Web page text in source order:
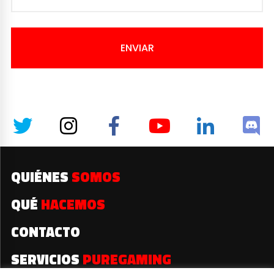
ENVIAR
QUIÉNES SOMOS
QUÉ HACEMOS
CONTACTO
SERVICIOS PUREGAMING